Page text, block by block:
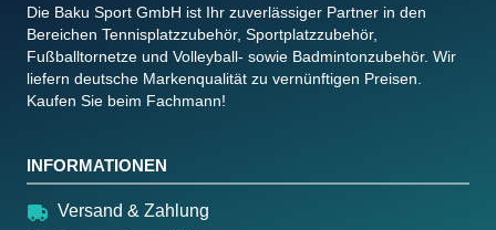
Die Baku Sport GmbH ist Ihr zuverlässiger Partner in den
Bereichen Tennisplatzzubehör, Sportplatzzubehör,
Fußballtornetze und Volleyball- sowie Badmintonzubehör. Wir
liefern deutsche Markenqualität zu vernünftigen Preisen.
Kaufen Sie beim Fachmann!
INFORMATIONEN
Versand & Zahlung